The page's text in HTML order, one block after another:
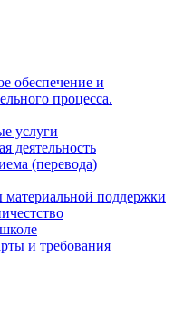
обеспечение и
процесса.
услуги
деятельность
(перевода)
поддержки
и требования